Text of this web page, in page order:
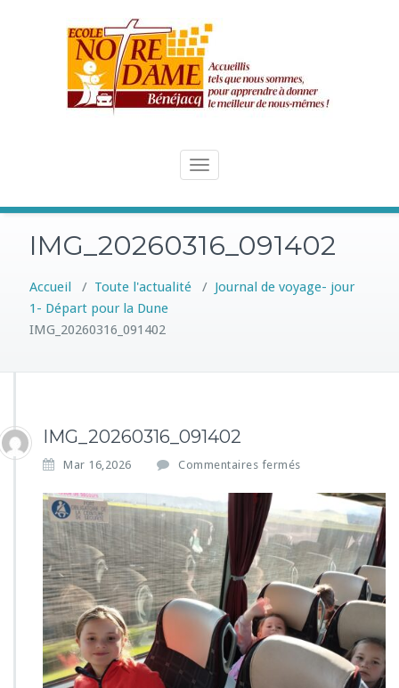
Toggle
IMG_20260316_091402
Accueil / Toute l'actualité / Journal de voyage- jour
1- Départ pour la Dune
IMG_20260316_091402
IMG_20260316_091402
Mar 16,2026 Commentaires fermés
I
M
G
_
2
0
2
6